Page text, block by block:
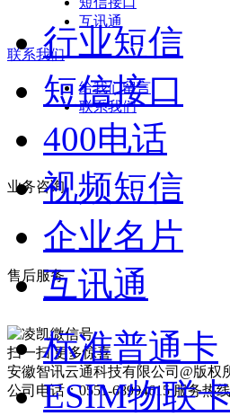
互讯通
联系我们
给我们留言
联系我们
业务咨询
售后服务
扫一扫 更多惊喜
安徽智讯云通科技有限公司@版权
公司电话：0551-68994615 服务热
行业短信
短信接口
400电话
视频短信
企业名片
互讯通
标准普通卡
ESIM物联